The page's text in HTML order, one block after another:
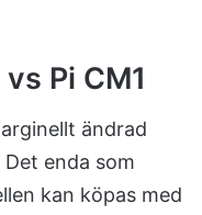
Pi CM1
ändrad
enda som
kan köpas med